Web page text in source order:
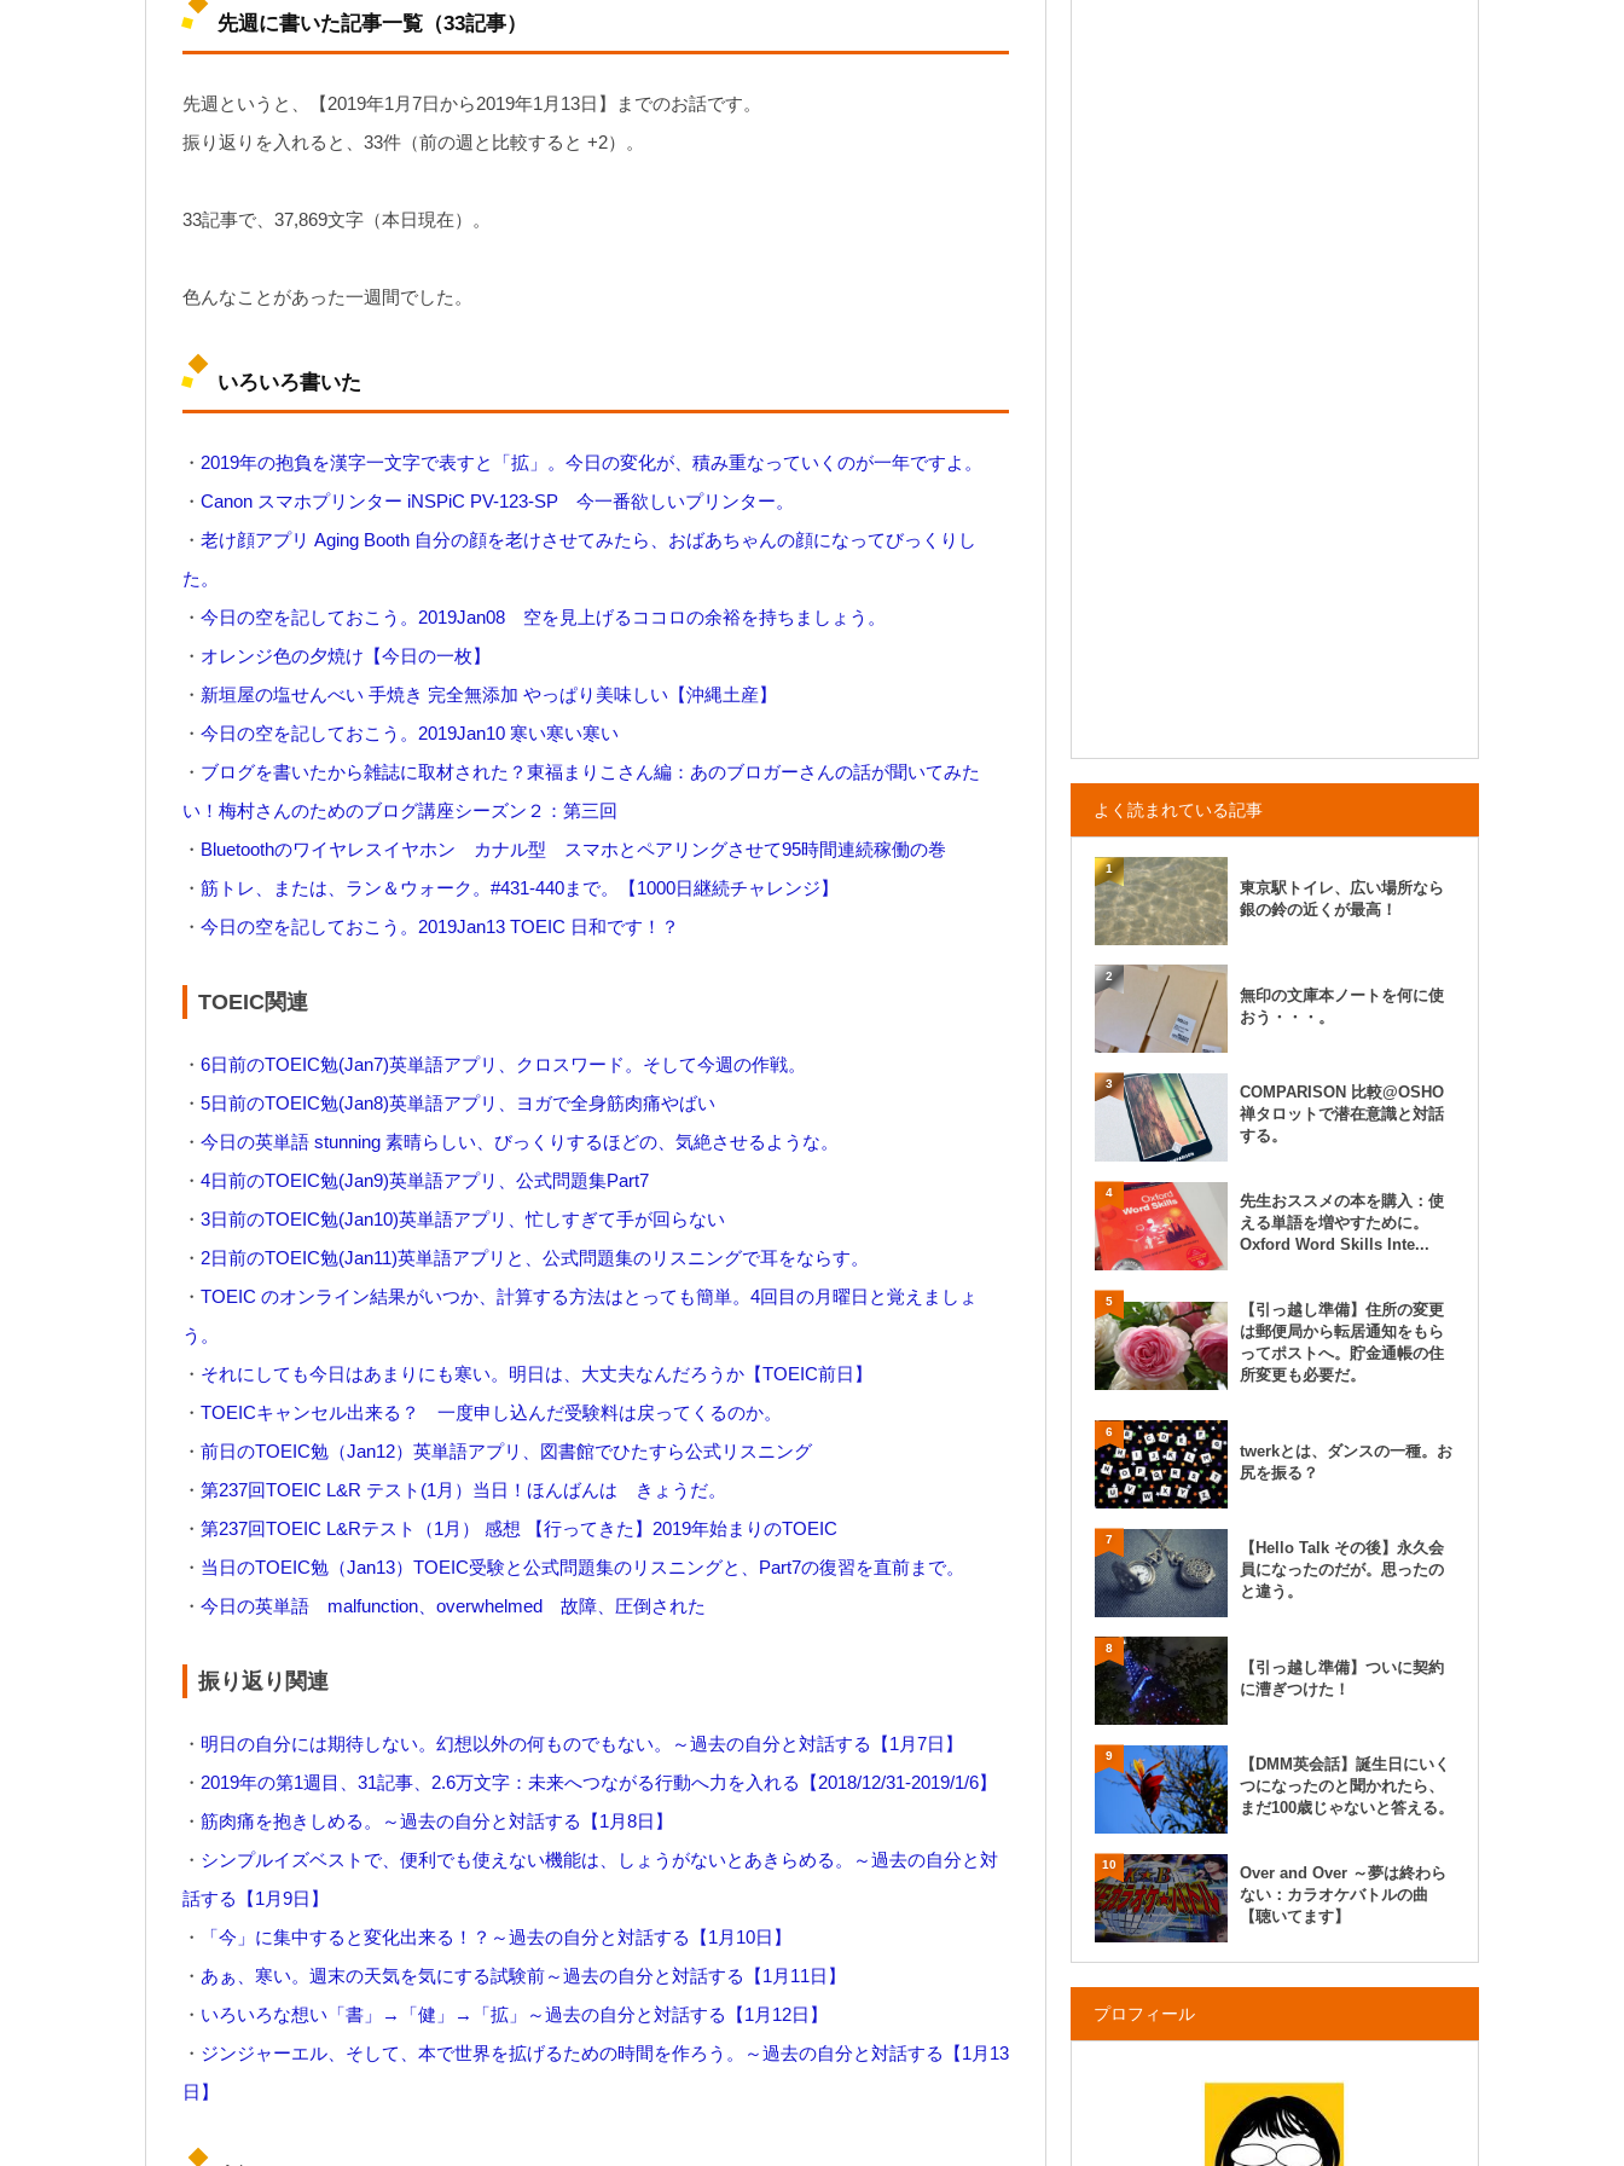
先週に書いた記事一覧（33記事）
先週というと、【2019年1月7日から2019年1月13日】までのお話です。
振り返りを入れると、33件（前の週と比較すると +2）。
33記事で、37,869文字（本日現在）。
色んなことがあった一週間でした。
いろいろ書いた
・ 2019年の抱負を漢字一文字で表すと「拡」。今日の変化が、積み重なっていくのが一年ですよ。
・ Canon スマホプリンター iNSPiC PV-123-SP 今一番欲しいプリンター。
・ 老け顔アプリ Aging Booth 自分の顔を老けさせてみたら、おばあちゃんの顔になってびっくりし
た。
・ 今日の空を記しておこう。2019Jan08 空を見上げるココロの余裕を持ちましょう。
・ オレンジ色の夕焼け【今日の一枚】
・ 新垣屋の塩せんべい 手焼き 完全無添加 やっぱり美味しい【沖縄土産】
・ 今日の空を記しておこう。2019Jan10 寒い寒い寒い
・ ブログを書いたから雑誌に取材された？東福まりこさん編：あのブロガーさんの話が聞いてみた
い！梅村さんのためのブログ講座シーズン２：第三回
・ Bluetoothのワイヤレスイヤホン カナル型 スマホとペアリングさせて95時間連続稼働の巻
・ 筋トレ、または、ラン＆ウォーク。#431-440まで。【1000日継続チャレンジ】
・ 今日の空を記しておこう。2019Jan13 TOEIC 日和です！？
TOEIC関連
・ 6日前のTOEIC勉(Jan7)英単語アプリ、クロスワード。そして今週の作戦。
・ 5日前のTOEIC勉(Jan8)英単語アプリ、ヨガで全身筋肉痛やばい
・ 今日の英単語 stunning 素晴らしい、びっくりするほどの、気絶させるような。
・ 4日前のTOEIC勉(Jan9)英単語アプリ、公式問題集Part7
・ 3日前のTOEIC勉(Jan10)英単語アプリ、忙しすぎて手が回らない
・ 2日前のTOEIC勉(Jan11)英単語アプリと、公式問題集のリスニングで耳をならす。
・ TOEIC のオンライン結果がいつか、計算する方法はとっても簡単。4回目の月曜日と覚えましょ
う。
・ それにしても今日はあまりにも寒い。明日は、大丈夫なんだろうか【TOEIC前日】
・ TOEICキャンセル出来る？ 一度申し込んだ受験料は戻ってくるのか。
・ 前日のTOEIC勉（Jan12）英単語アプリ、図書館でひたすら公式リスニング
・ 第237回TOEIC L&R テスト(1月）当日！ほんばんは きょうだ。
・ 第237回TOEIC L&Rテスト（1月） 感想 【行ってきた】2019年始まりのTOEIC
・ 当日のTOEIC勉（Jan13）TOEIC受験と公式問題集のリスニングと、Part7の復習を直前まで。
・ 今日の英単語 malfunction、overwhelmed 故障、圧倒された
振り返り関連
・ 明日の自分には期待しない。幻想以外の何ものでもない。～過去の自分と対話する【1月7日】
・ 2019年の第1週目、31記事、2.6万文字：未来へつながる行動へ力を入れる【2018/12/31-2019/1/6】
・ 筋肉痛を抱きしめる。～過去の自分と対話する【1月8日】
・ シンプルイズベストで、便利でも使えない機能は、しょうがないとあきらめる。～過去の自分と対
話する【1月9日】
・
「今」に集中すると変化出来る！？～過去の自分と対話する【1月10日】
・ あぁ、寒い。週末の天気を気にする試験前～過去の自分と対話する【1月11日】
・ いろいろな想い「書」→「健」→「拡」～過去の自分と対話する【1月12日】
・ ジンジャーエル、そして、本で世界を拡げるための時間を作ろう。～過去の自分と対話する【1月13
日】
よく読まれている記事
1
東京駅トイレ、広い場所なら
銀の鈴の近くが最高！
2
無印の文庫本ノートを何に使
おう・・・。
3
COMPARISON 比較@OSHO
禅タロットで潜在意識と対話
する。
4
先生おススメの本を購入：使
える単語を増やすために。
Oxford Word Skills Inte...
5
【引っ越し準備】住所の変更
は郵便局から転居通知をもら
ってポストへ。貯金通帳の住
所変更も必要だ。
6
twerkとは、ダンスの一種。お
尻を振る？
7
【Hello Talk その後】永久会
員になったのだが。思ったの
と違う。
8
【引っ越し準備】ついに契約
に漕ぎつけた！
9
【DMM英会話】誕生日にいく
つになったのと聞かれたら、
まだ100歳じゃないと答える。
10
Over and Over ～夢は終わら
ない：カラオケバトルの曲
【聴いてます】
プロフィール